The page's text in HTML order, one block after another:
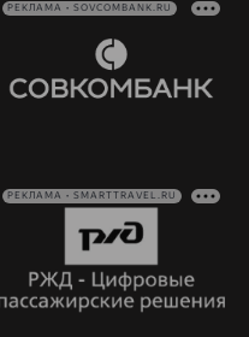
РЕКЛАМА • SOVCOMBANK.RU
РЕКЛАМА • SMARTTRAVEL.RU